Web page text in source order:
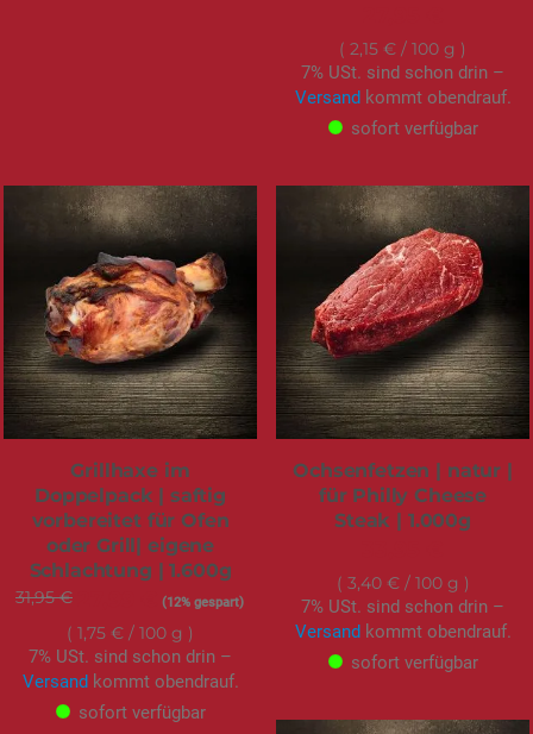
2,15 € / 100 g
7% USt. sind schon drin –
Versandkommt obendrauf.
sofort verfügbar
Grillhaxe im
Doppelpack | saftig
vorbereitet für Ofen
oder Grill| eigene
Schlachtung | 1.600g
31,95 € Sonderangebot(12% gespart)
1,75 € / 100 g
7% USt. sind schon drin –
Versandkommt obendrauf.
sofort verfügbar
Ochsenfetzen | natur |
für Philly Cheese
Steak | 1.000g
3,40 €/ 100 g
7% USt. sind schon drin –
Versandkommt obendrauf.
sofort verfügbar